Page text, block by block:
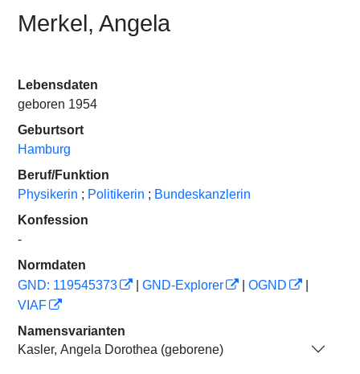
Merkel, Angela
Lebensdaten
geboren 1954
Geburtsort
Hamburg
Beruf/Funktion
Physikerin ; Politikerin ; Bundeskanzlerin
Konfession
-
Normdaten
GND: 119545373
GND-Explorer OGND
VIAF
Namensvarianten
Kasler, Angela Dorothea (geborene)